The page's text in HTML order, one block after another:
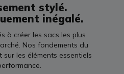
stylé.
inégalé.
à créer les sacs les plus
Nos fondements du
les éléments essentiels